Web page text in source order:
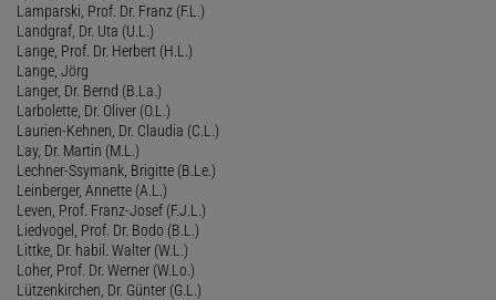
Lamparski, Prof. Dr. Franz (F.L.)
Landgraf, Dr. Uta (U.L.)
Lange, Prof. Dr. Herbert (H.L.)
Lange, Jörg
Langer, Dr. Bernd (B.La.)
Larbolette, Dr. Oliver (O.L.)
Laurien-Kehnen, Dr. Claudia (C.L.)
Lay, Dr. Martin (M.L.)
Lechner-Ssymank, Brigitte (B.Le.)
Leinberger, Annette (A.L.)
Leven, Prof. Franz-Josef (F.J.L.)
Liedvogel, Prof. Dr. Bodo (B.L.)
Littke, Dr. habil. Walter (W.L.)
Loher, Prof. Dr. Werner (W.Lo.)
Lützenkirchen, Dr. Günter (G.L.)